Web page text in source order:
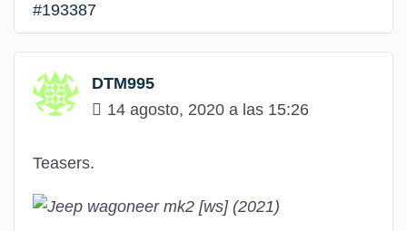
#193387
DTM995
14 agosto, 2020 a las 15:26
Teasers.